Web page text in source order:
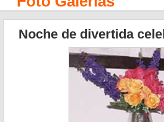
Noche de divertida